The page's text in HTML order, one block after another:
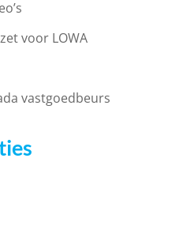
voor LOWA
vastgoedbeurs